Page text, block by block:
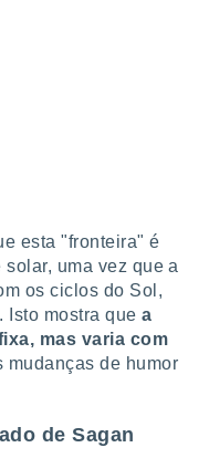
esta "fronteira" é
uma vez que a
os ciclos do Sol,
Isto mostra quea
mas varia com
mudanças de humor
de Sagan